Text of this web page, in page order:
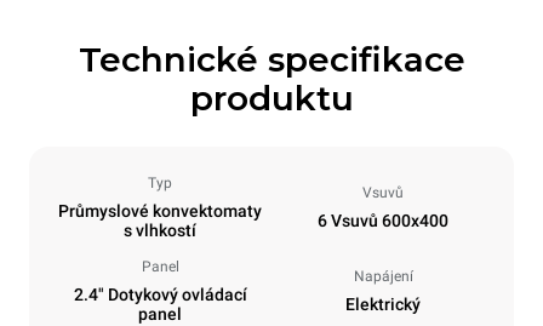
Technické specifikace
produktu
Typ
Průmyslové konvektomaty
s vlhkostí
Vsuvů
6 Vsuvů 600x400
Panel
2.4" Dotykový ovládací
panel
Napájení
Elektrický